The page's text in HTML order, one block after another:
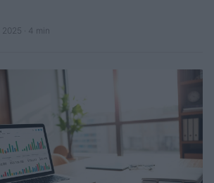
2025 · 4 min